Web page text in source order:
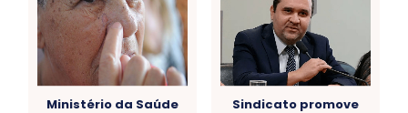
Ministério da Saúde Sindicato promove